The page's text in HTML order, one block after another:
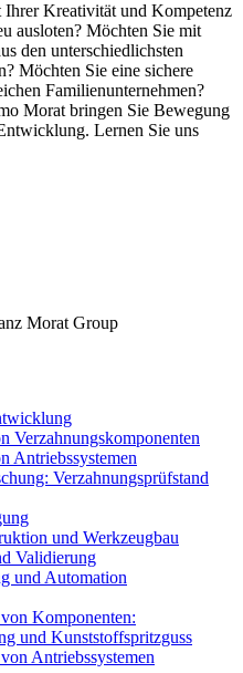
Ihrer Kreativität und Kompetenz
ausloten? Möchten Sie mit
den unterschiedlichsten
Möchten Sie eine sichere
Familienunternehmen?
Morat bringen Sie Bewegung
Lernen Sie uns
Morat Group
Verzahnungskomponenten
Antriebssystemen
Verzahnungsprüfstand
und Werkzeugbau
Validierung
und Automation
Komponenten:
und Kunststoffspritzguss
Antriebssystemen